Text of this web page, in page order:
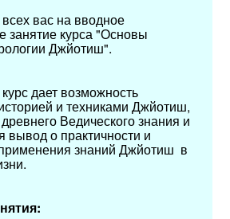
вас на вводное
занятие курса "Основы
Джйотиш".
дает возможность
и техниками Джйотиш,
Ведического знания и
вывод о практичности и
знаний Джйотиш в